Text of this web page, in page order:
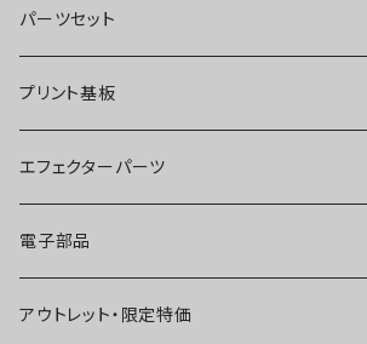
オーバードライブ
ディストーション
ファズ
プリアンプ
空間系
ブースター
オーバードライブ
ディストーション
ファズ
空間系
パーツセット
ブースター
オーバードライブ
ディストーション
ファズ
プリント基板
オーバードライブ
ディストーション
ファズ
エフェクターパーツ
スイッチ
ジャック
電子部品
IC
アウトレット・限定特価